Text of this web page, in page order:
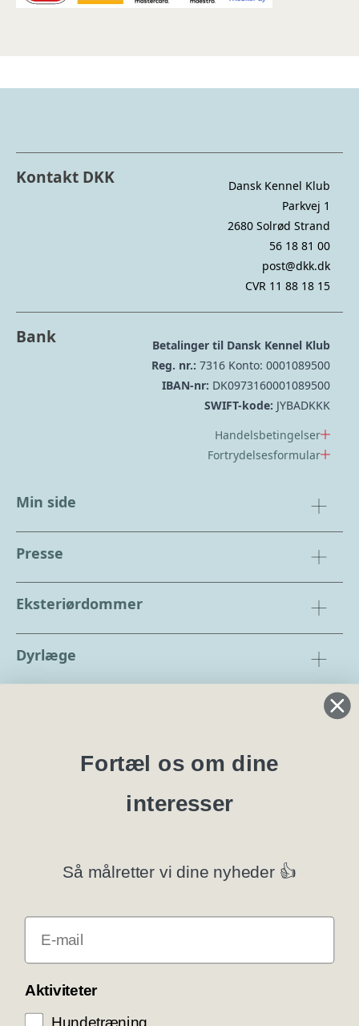
Kontakt DKK
Dansk Kennel Klub
Parkvej 1
2680 Solrød Strand
56 18 81 00
post@dkk.dk
CVR 11 88 18 15
Bank
Betalinger til Dansk Kennel Klub
Reg. nr.: 7316 Konto: 0001089500
IBAN-nr: DK0973160001089500
SWIFT-kode: JYBADKKK
Handelsbetingelser
Fortrydelsesformular
Min side
Presse
Eksteriørdommer
Dyrlæge
Blanketter
Privatlivspolitik
Få rabat som DKK medlem
Fortæl os om dine
interesser
Så målretter vi dine nyheder 👍
E-mail
Aktiviteter
Hundetræning